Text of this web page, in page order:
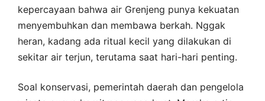
kepercayaan bahwa air Grenjeng punya kekuatan
menyembuhkan dan membawa berkah. Nggak
heran, kadang ada ritual kecil yang dilakukan di
sekitar air terjun, terutama saat hari-hari penting.
Soal konservasi, pemerintah daerah dan pengelola